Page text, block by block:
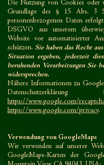
Die Nutzung von Cookies oder
Grundlage des § 15 Abs. 3
personenbezogenen Daten
DSGVO aus unserem
Website vor automatisierter
schützen. Sie haben das Recht
Situation ergeben, jederzeit
beruhenden Verarbeitungen Sie
widersprechen.
Nähere Informationen zu
https://www.google.com/
https://www.google.com/privacy.
Verwendung von GoogleMaps
Wir verwenden auf unserer
GoogleMaps-Karten der